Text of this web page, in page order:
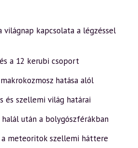
világnap kapcsolata a légzéssel
a 12 kerubi csoport
hatása alól
és szellemi világ határai
után a bolygószférákban
a meteoritok szellemi háttere